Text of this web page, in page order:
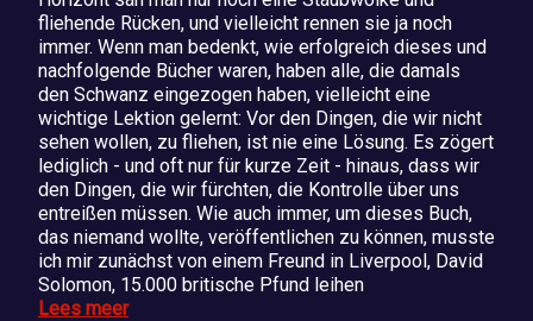
fliehende Rücken, und vielleicht rennen sie ja noch
immer. Wenn man bedenkt, wie erfolgreich dieses und
nachfolgende Bücher waren, haben alle, die damals
den Schwanz eingezogen haben, vielleicht eine
wichtige Lektion gelernt: Vor den Dingen, die wir nicht
sehen wollen, zu fliehen, ist nie eine Lösung. Es zögert
lediglich - und oft nur für kurze Zeit - hinaus, dass wir
den Dingen, die wir fürchten, die Kontrolle über uns
entreißen müssen. Wie auch immer, um dieses Buch,
das niemand wollte, veröffentlichen zu können, musste
ich mir zunächst von einem Freund in Liverpool, David
Solomon, 15.000 britische Pfund leihen
Lees meer